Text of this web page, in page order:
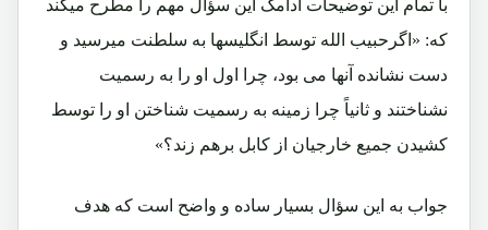
با تمام این توضیحات آدامک این سؤال مهم را مطرح میکند
که: «اگرحبیب الله توسط انگلیسها به سلطنت میرسید و
دست نشانده آنها می بود، چرا اول او را به رسمیت
نشناختند و ثانیاً چرا زمینه به رسمیت شناختن او را توسط
کشیدن جمیع خارجیان از کابل برهم زند؟»
جواب به این سؤال بسیار ساده و واضح است که هدف